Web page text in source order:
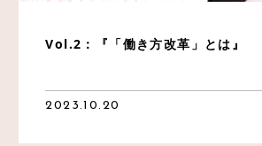
Vol.2：『「働き方改革」とは』
2023.10.20